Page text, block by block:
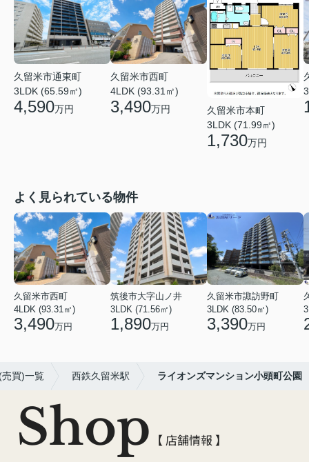
久留米市通東町
3LDK (65.59㎡)
4,590万円
久留米市西町
4LDK (93.31㎡)
3,490万円
久留米市本町
3LDK (71.99㎡)
1,730万円
よく見られている物件
久留米市西町
4LDK (93.31㎡)
3,490万円
筑後市大字山ノ井
3LDK (71.56㎡)
1,890万円
久留米市諏訪野町
3LDK (83.50㎡)
3,390万円
買)一覧 西鉄久留米駅 ライオンズマンション小頭町公園
Shop 【 店舗情報 】